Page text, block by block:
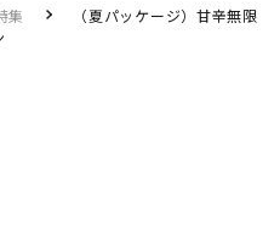
集
（夏パッケージ）甘辛無限